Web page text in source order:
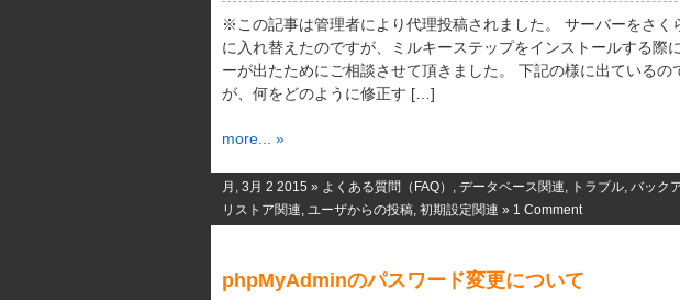
※この記事は管理者により代理投稿されました。 サーバーをさく
に入れ替えたのですが、ミルキーステップをインストールする際
ーが出たためにご相談させて頂きました。 下記の様に出ているの
が、何をどのように修正す […]
more... »
月, 3月 2 2015 » よくある質問（FAQ） , データベース関連, トラブル, バック
リストア関連, ユーザからの投稿, 初期設定関連 » 1 Comment
phpMyAdminのパスワード変更について